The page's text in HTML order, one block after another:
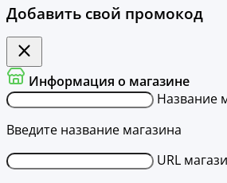
Добавить свой промокод
Информация о магазине
Название
Введите название магазина
URL